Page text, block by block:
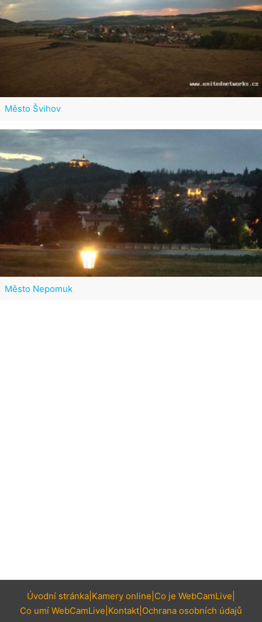
Město Švihov
Město Nepomuk
Úvodní stránka Kamery online Co je WebCamLive
Co umí WebCamLive Kontakt Ochrana osobních údajů